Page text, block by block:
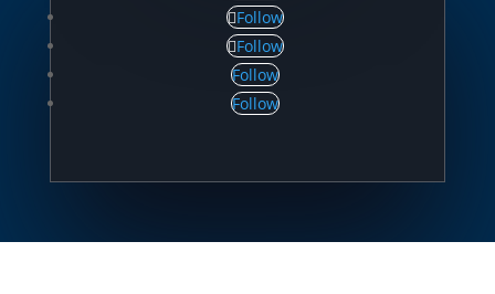
Follow
Follow
Follow
Follow